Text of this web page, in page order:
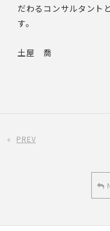
だわるコンサルタント
す。
土屋 喬
« PREV